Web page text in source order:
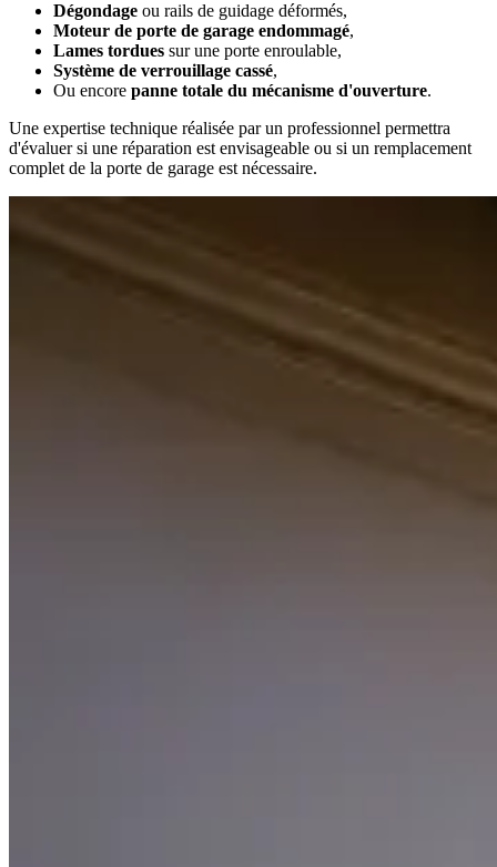
Dégondage ou rails de guidage déformés,
Moteur de porte de garage endommagé,
Lames tordues sur une porte enroulable,
Système de verrouillage cassé,
Ou encore panne totale du mécanisme d'ouverture.
Une expertise technique réalisée par un professionnel permettra
d'évaluer si une réparation est envisageable ou si un remplacement
complet de la porte de garage est nécessaire.